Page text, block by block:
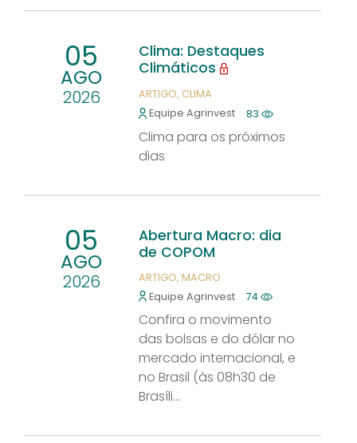
05
AGO
2026
Clima: Destaques
Climáticos
ARTIGO CLIMA
Equipe Agrinvest
83
Clima para os próximos
dias
05
AGO
2026
Abertura Macro: dia
de COPOM
ARTIGO MACRO
Equipe Agrinvest
74
Confira o movimento
das bolsas e do dólar no
mercado internacional, e
no Brasil (às 08h30 de
Brasíli...